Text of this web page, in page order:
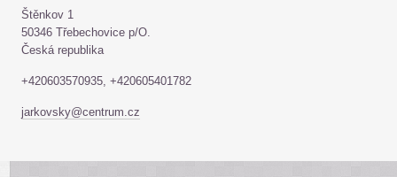
Štěnkov 1
50346 Třebechovice p/O.
Česká republika
+420603570935, +420605401782
jarkovsky@centrum.cz